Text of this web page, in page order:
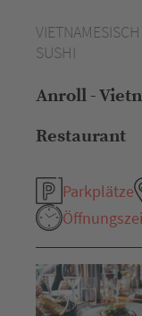
SUSHI
Anroll -
Restaurant
Parkplätze